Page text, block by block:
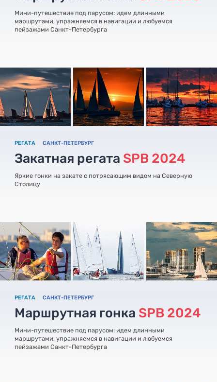
Мини-путешествие под парусом: идем длинными
маршрутами, упражняемся в навигации и любуемся
пейзажами Санкт-Петербурга
РЕГАТА САНКТ-ПЕТЕРБУРГ
Закатная регата SPB 2024
Яркие гонки на закате с потрясающим видом на Северную
Столицу
РЕГАТА САНКТ-ПЕТЕРБУРГ
Маршрутная гонка SPB 2024
Мини-путешествие под парусом: идем длинными
маршрутами, упражняемся в навигации и любуемся
пейзажами Санкт-Петербурга